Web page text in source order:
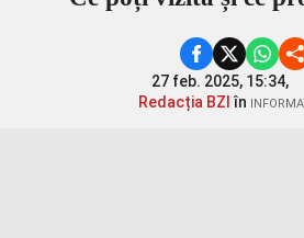
27 feb. 2025, 15:34,
Redacția BZI în